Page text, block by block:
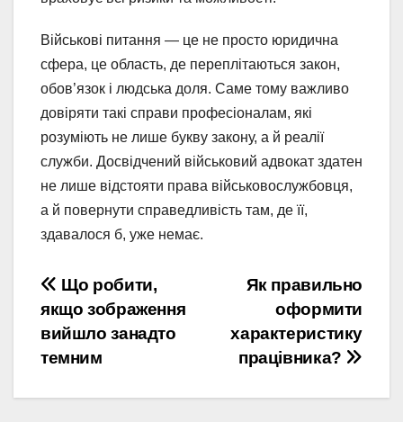
Військові питання — це не просто юридична
сфера, це область, де переплітаються закон,
обов’язок і людська доля. Саме тому важливо
довіряти такі справи професіоналам, які
розуміють не лише букву закону, а й реалії
служби. Досвідчений військовий адвокат здатен
не лише відстояти права військовослужбовця,
а й повернути справедливість там, де її,
здавалося б, уже немає.
Навігація
записів
Як правильно
оформити
характеристику
працівника?
Що робити,
якщо зображення
вийшло занадто
темним